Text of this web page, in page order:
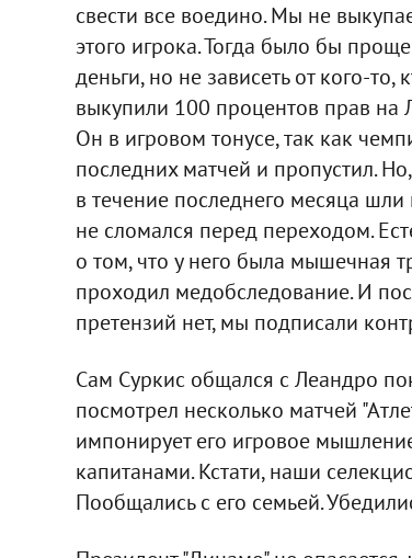
свести все воедино. Мы не
этого игрока. Тогда было бы
деньги, но не зависеть от кого-
выкупили 100 процентов прав
Он в игровом тонусе, так как
последних матчей и пропустил.
в течение последнего месяца
не сломался перед переходом.
о том, что у него была мышечная
проходил медобследование. И
претензий нет, мы подписали
Сам Суркис общался с Леандро
посмотрел несколько матчей
импонирует его игровое
капитанами. Кстати, наши
Пообщались с его семьей.